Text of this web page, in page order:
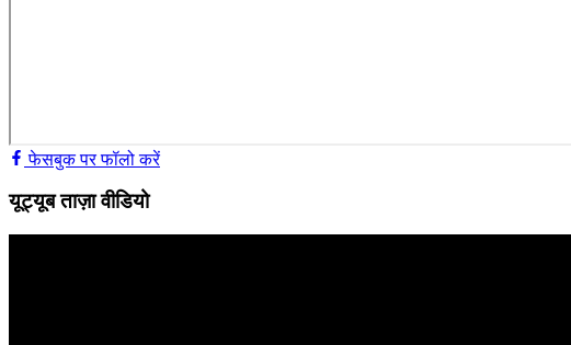
फेसबुक पर फॉलो करें
यूट्यूब ताज़ा वीडियो